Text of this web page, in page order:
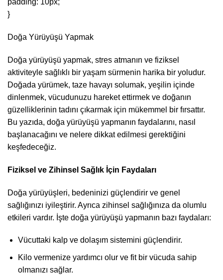
padding: 10px;
}
Doğa Yürüyüşü Yapmak
Doğa yürüyüşü yapmak, stres atmanın ve fiziksel
aktiviteyle sağlıklı bir yaşam sürmenin harika bir yoludur.
Doğada yürümek, taze havayı solumak, yeşilin içinde
dinlenmek, vücudunuzu hareket ettirmek ve doğanın
güzelliklerinin tadını çıkarmak için mükemmel bir fırsattır.
Bu yazıda, doğa yürüyüşü yapmanın faydalarını, nasıl
başlanacağını ve nelere dikkat edilmesi gerektiğini
keşfedeceğiz.
Fiziksel ve Zihinsel Sağlık İçin Faydaları
Doğa yürüyüşleri, bedeninizi güçlendirir ve genel
sağlığınızı iyileştirir. Ayrıca zihinsel sağlığınıza da olumlu
etkileri vardır. İşte doğa yürüyüşü yapmanın bazı faydaları:
Vücuttaki kalp ve dolaşım sistemini güçlendirir.
Kilo vermenize yardımcı olur ve fit bir vücuda sahip
olmanızı sağlar.